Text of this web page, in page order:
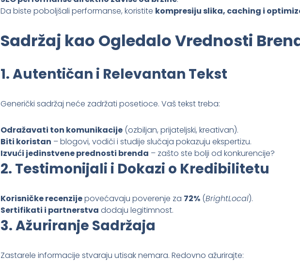
Da biste poboljšali performanse, koristite kompresiju slika, caching i
Sadržaj kao Ogledalo Vrednosti
1.Autentičan i Relevantan Tekst
Generički sadržaj neće zadržati posetioce. Vaš tekst treba:
Odražavati ton komunikacije(ozbiljan, prijateljski, kreativan).
Biti koristan – blogovi, vodiči i studije slučaja pokazuju ekspertizu.
Izvući jedinstvene prednosti brenda – zašto ste bolji od konkurencije?
2. Testimonijali i Dokazi o Kredibilitetu
Korisničke recenzijepovećavaju poverenje za 72%(BrightLocal).
Sertifikati i partnerstva dodaju legitimnost.
3.Ažuriranje Sadržaja
Zastarele informacije stvaraju utisak nemara. Redovno ažurirajte: